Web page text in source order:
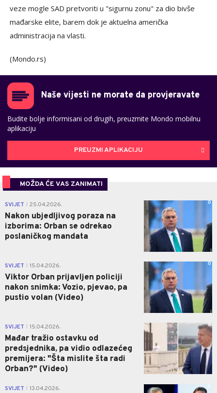
veze mogle SAD pretvoriti u "sigurnu zonu" za dio bivše
mađarske elite, barem dok je aktuelna američka
administracija na vlasti.
(Mondo.rs)
Naše vijesti ne morate da provjeravate
Budite bolje informisani od drugih, preuzmite Mondo mobilnu
aplikaciju
PREUZMI APLIKACIJU
MOŽDA ĆE VAS ZANIMATI
SVIJET 25.04.2026.
Nakon ubjedljivog poraza na
izborima: Orban se odrekao
poslaničkog mandata
0
SVIJET 15.04.2026.
Viktor Orban prijavljen policiji
nakon snimka: Vozio, pjevao, pa
pustio volan (Video)
0
SVIJET 15.04.2026.
Mađar tražio ostavku od
predsjednika, pa vidio odlazećeg
premijera: "Šta mislite šta radi
Orban?" (Video)
0
SVIJET 13.04.2026. 0